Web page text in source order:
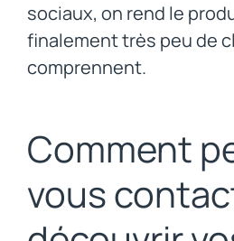
sociaux, on rend le
finalement très peu de
comprennent.
Comment
vous